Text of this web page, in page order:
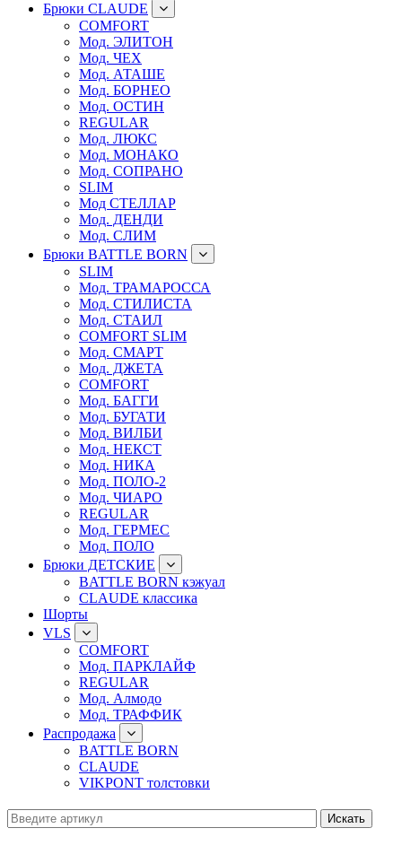
Брюки CLAUDE
COMFORT
Мод. ЭЛИТОН
Мод. ЧЕХ
Мод. АТАШЕ
Мод. БОРНЕО
Мод. ОСТИН
REGULAR
Мод. ЛЮКС
Мод. МОНАКО
Мод. СОПРАНО
SLIM
Мод СТЕЛЛАР
Мод. ДЕНДИ
Мод. СЛИМ
Брюки BATTLE BORN
SLIM
Мод. ТРАМАРОССА
Мод. СТИЛИСТА
Мод. СТАИЛ
COMFORT SLIM
Мод. СМАРТ
Мод. ДЖЕТА
COMFORT
Мод. БАГГИ
Мод. БУГАТИ
Мод. ВИЛБИ
Мод. НЕКСТ
Мод. НИКА
Мод. ПОЛО-2
Мод. ЧИАРО
REGULAR
Мод. ГЕРМЕС
Мод. ПОЛО
Брюки ДЕТСКИЕ
BATTLE BORN кэжуал
CLAUDE классика
Шорты
VLS
COMFORT
Мод. ПАРКЛАЙФ
REGULAR
Мод. Алмодо
Мод. ТРАФФИК
Распродажа
BATTLE BORN
CLAUDE
VIKPONT толстовки